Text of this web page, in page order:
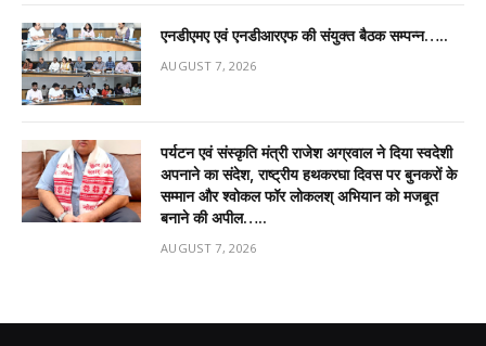
एनडीएमए एवं एनडीआरएफ की संयुक्त बैठक सम्पन्न…..
AUGUST 7, 2026
पर्यटन एवं संस्कृति मंत्री राजेश अग्रवाल ने दिया स्वदेशी
अपनाने का संदेश, राष्ट्रीय हथकरघा दिवस पर बुनकरों के
सम्मान और श्वोकल फॉर लोकलश् अभियान को मजबूत
बनाने की अपील…..
AUGUST 7, 2026